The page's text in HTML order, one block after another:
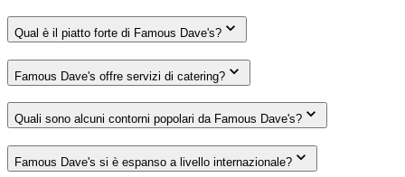
Qual è il piatto forte di Famous Dave's?
Famous Dave's offre servizi di catering?
Quali sono alcuni contorni popolari da Famous Dave's?
Famous Dave's si è espanso a livello internazionale?